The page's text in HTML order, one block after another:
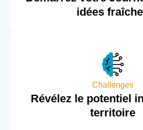
idées
Challenges
Révélez le potentiel
territoire